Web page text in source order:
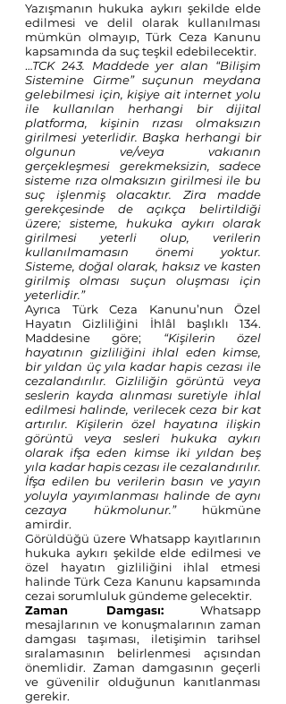
Yazışmanın hukuka aykırı şekilde elde
edilmesi ve delil olarak kullanılması
mümkün olmayıp, Türk Ceza Kanunu
kapsamında da suç teşkil edebilecektir.
…TCK 243. Maddede yer alan “Bilişim
Sistemine Girme” suçunun meydana
gelebilmesi için, kişiye ait internet yolu
ile kullanılan herhangi bir dijital
platforma, kişinin rızası olmaksızın
girilmesi yeterlidir. Başka herhangi bir
olgunun ve/veya vakıanın
gerçekleşmesi gerekmeksizin, sadece
sisteme rıza olmaksızın girilmesi ile bu
suç işlenmiş olacaktır. Zira madde
gerekçesinde de açıkça belirtildiği
üzere; sisteme, hukuka aykırı olarak
girilmesi yeterli olup, verilerin
kullanılmamasın önemi yoktur.
Sisteme, doğal olarak, haksız ve kasten
girilmiş olması suçun oluşması için
yeterlidir.”
Ayrıca Türk Ceza Kanunu’nun Özel
Hayatın Gizliliğini İhlâl başlıklı 134.
Maddesine göre; “Kişilerin özel
hayatının gizliliğini ihlal eden kimse,
bir yıldan üç yıla kadar hapis cezası ile
cezalandırılır. Gizliliğin görüntü veya
seslerin kayda alınması suretiyle ihlal
edilmesi halinde, verilecek ceza bir kat
artırılır. Kişilerin özel hayatına ilişkin
görüntü veya sesleri hukuka aykırı
olarak ifşa eden kimse iki yıldan beş
yıla kadar hapis cezası ile cezalandırılır.
İfşa edilen bu verilerin basın ve yayın
yoluyla yayımlanması halinde de aynı
cezaya hükmolunur.” hükmüne
amirdir.
Görüldüğü üzere Whatsapp kayıtlarının
hukuka aykırı şekilde elde edilmesi ve
özel hayatın gizliliğini ihlal etmesi
halinde Türk Ceza Kanunu kapsamında
cezai sorumluluk gündeme gelecektir.
Zaman Damgası: Whatsapp
mesajlarının ve konuşmalarının zaman
damgası taşıması, iletişimin tarihsel
sıralamasının belirlenmesi açısından
önemlidir. Zaman damgasının geçerli
ve güvenilir olduğunun kanıtlanması
gerekir.